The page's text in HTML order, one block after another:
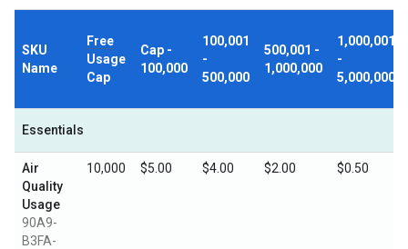
SKU
Name
Free
Usage
Cap
Cap -
100,000
100,001
-
500,000
500,001 -
1,000,000
1,000,001
-
5,000,000
Essentials
Air
Quality
Usage
90A9-
B3FA-
10,000 $5.00 $4.00 $2.00 $0.50